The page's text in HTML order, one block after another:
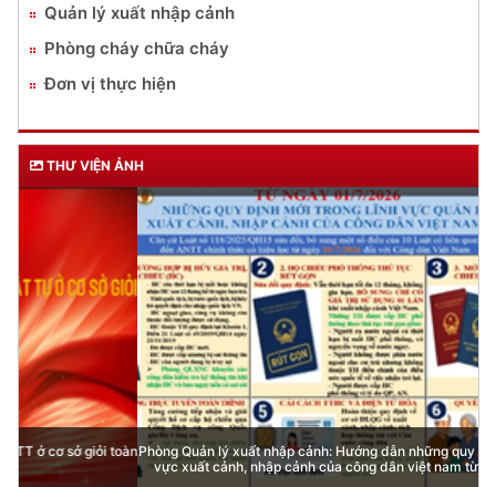
Quản lý xuất nhập cảnh
Phòng cháy chữa cháy
Đơn vị thực hiện
THƯ VIỆN ẢNH
Phòng Quản lý xuất nhập cảnh: Hướng dẫn những quy định mới trong lĩnh
vực xuất cảnh, nhập cảnh của công dân việt nam từ ngày 01/7/2026